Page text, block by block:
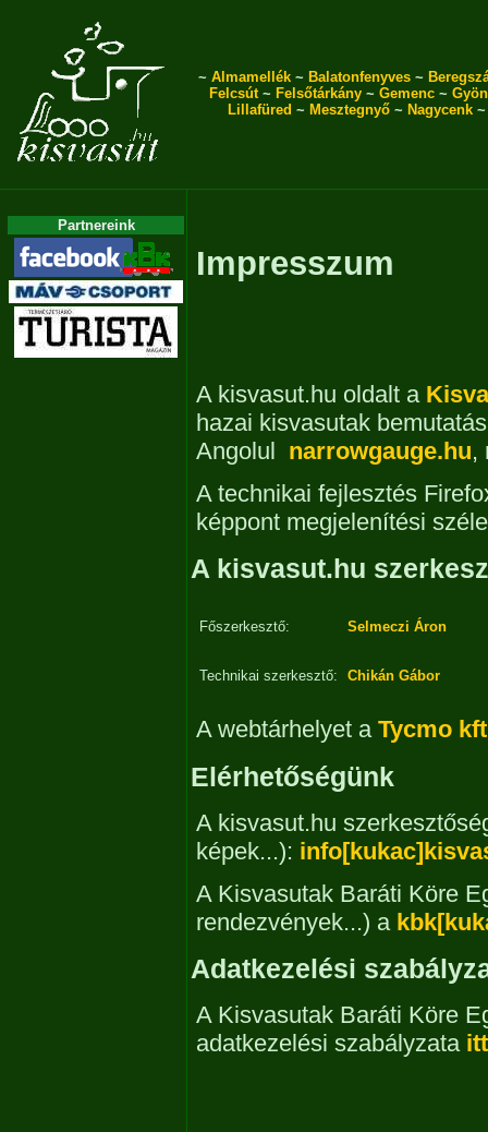
~ Almamellék ~ Balatonfenyves ~
Felcsút~ Felsőtárkány ~ Gemenc ~
Lillafüred ~ Mesztegnyő~ Nagycenk
Partnereink
Impresszum
A kisvasut.hu oldalt a
hazai kisvasutak
Angolul narrowgauge.hu,
A technikai fejlesztés
képpont megjelenítési
A kisvasut.hu
Főszerkesztő: Selmeczi Áron
Technikai szerkesztő: Chikán Gábor
A webtárhelyet a Tycmo kft
Elérhetőségünk
A kisvasut.hu
képek...):
A Kisvasutak Baráti Köre
rendezvények...) a
Adatkezelési
A Kisvasutak Baráti Köre
adatkezelési szabályzata